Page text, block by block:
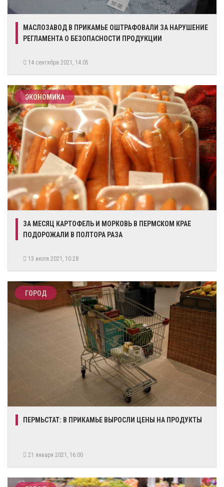
МАСЛОЗАВОД В ПРИКАМЬЕ ОШТРАФОВАЛИ ЗА НАРУШЕНИЕ
РЕГЛАМЕНТА О БЕЗОПАСНОСТИ ПРОДУКЦИИ
14 сентября 2021, 14:05
ЭКОНОМИКА
ЗА МЕСЯЦ КАРТОФЕЛЬ И МОРКОВЬ В ПЕРМСКОМ КРАЕ
ПОДОРОЖАЛИ В ПОЛТОРА РАЗА
13 июля 2021, 10:28
ГОРОД
ПЕРМЬСТАТ: В ПРИКАМЬЕ ВЫРОСЛИ ЦЕНЫ НА ПРОДУКТЫ
21 января 2021, 16:00